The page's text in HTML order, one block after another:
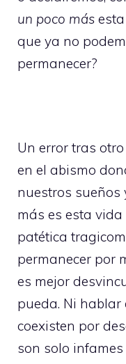
un poco más
que ya no
permanecer?
Un error tras
en el abismo
nuestros sueños
más es esta
patética
permanecer por
es mejor
pueda. Ni hablar
coexisten por
son solo